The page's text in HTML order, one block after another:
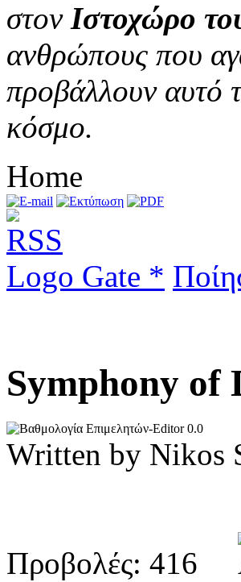
στον Ιστοχώρο
ανθρώπους που
προβάλλουν αυτό
κόσμο.
Home
Logo Gate *
Symphony of
0.0
Written by
Προβολές: 416